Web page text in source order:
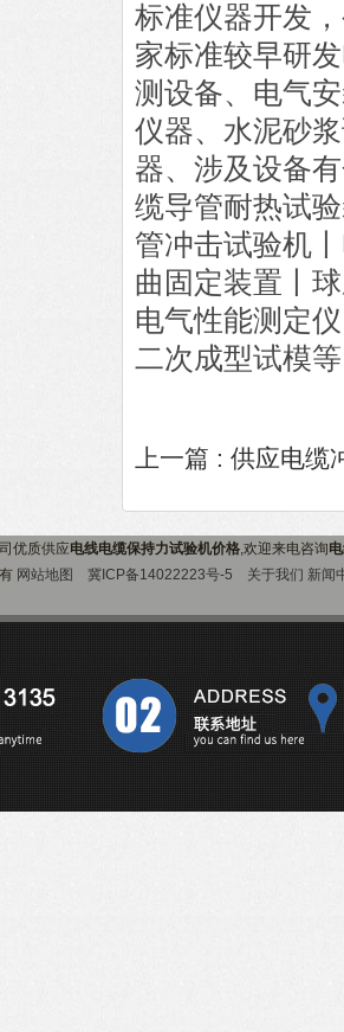
标准仪器开发
家标准较早研发
测设备、 电气
仪器、水泥砂
器、涉及设备
缆导管耐热试
管冲击试验机
曲固定装置丨
电气性能测定
二次成型试模等
上一篇 : 供应电缆
优质供应电线电缆保持力试验机价格,欢迎来电咨询
网站地图 冀ICP备14022223号-5 关于我们 新闻